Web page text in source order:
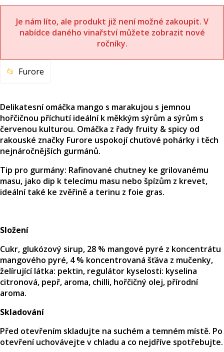
Je nám líto, ale produkt již není možné zakoupit. V
nabídce daného vinařství můžete zobrazit nové
ročníky.
Furore
Delikatesní omáčka mango s marakujou s jemnou
hořčičnou příchutí ideální k měkkým sýrům a sýrům s
červenou kulturou. Omáčka z řady fruity & spicy od
rakouské značky Furore uspokojí chuťové pohárky i těch
nejnáročnějších gurmánů.
Tip pro gurmány: Rafinované chutney ke grilovanému
masu, jako dip k telecímu masu nebo špízům z krevet,
ideální také ke zvěřině a terinu z foie gras.
Složení
Cukr, glukózový sirup, 28 % mangové pyré z koncentrátu
mangového pyré, 4 % koncentrovaná šťáva z mučenky,
želírující látka: pektin, regulátor kyselosti: kyselina
citronová, pepř, aroma, chilli, hořčičný olej, přírodní
aroma.
Skladování
Před otevřením skladujte na suchém a temném místě. Po
otevření uchovávejte v chladu a co nejdříve spotřebujte.